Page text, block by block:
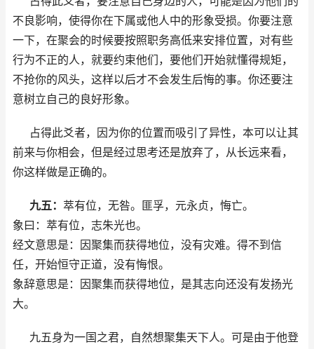
不良影响，使得你在下属或他人中的形象受损。你要注意
一下，在聚会的时候要按照职务高低来安排位置，对有些
行为不正的人，就要约束他们，要他们开始就懂得规矩，
不抢你的风头，这样以后才不会发生后悔的事。你还要注
意树立自己的良好形象。
占得此爻者，因为你的位置而吸引了异性，本可以让其
前来与你相会，但是经过思考还是放弃了，从长远来看，
你这样做是正确的。
九五： 萃有位，无咎。匪孚，元永贞，悔亡。
象曰：萃有位，志朱光也。
经文意思是：因聚集而获得地位，没有灾难。得不到信
任，开始恒守正道，没有悔恨。
象辞意思是：因聚集而获得地位，是其志向还没有发扬光
大。
九五身为一国之君，自然想聚集天下人。可是由于他登